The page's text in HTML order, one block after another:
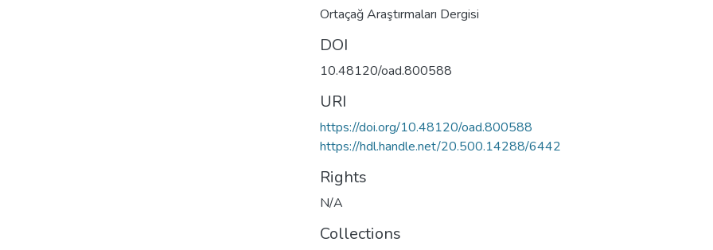
Ortaçağ Araştırmaları Dergisi
DOI
10.48120/oad.800588
URI
https://doi.org/10.48120/oad.800588
https://hdl.handle.net/20.500.14288/6442
Rights
N/A
Collections